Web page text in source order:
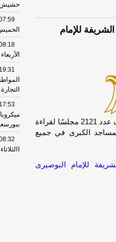
البردة الشريفة للإمام
[unable to retrieve full-text content]تطلق وزارة الأوقاف عدد 2121 مجلسًا لقراءة
الكبرى في جميع
البردة الشريفة للإمام البوصيرى
حشيش
الخميس 06-08-
الأربعاء 05-08-2026
19:31
التجارة
17:53
االثلاثاء 04-08-2026